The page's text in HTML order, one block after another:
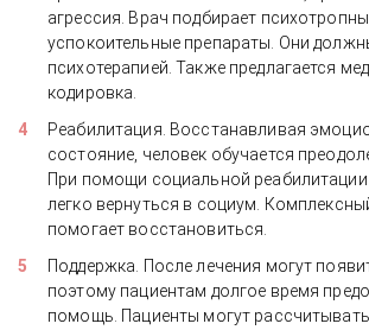
агрессия. Врач подбирает
успокоительные препараты. Они
психотерапией. Также предлагается
кодировка.
Реабилитация. Восстанавливая
состояние, человек обучается
При помощи социальной
легко вернуться в социум.
помогает восстановиться.
Поддержка. После лечения могут
поэтому пациентам долгое время
помощь. Пациенты могут